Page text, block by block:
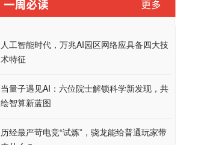
人工智能时代，万兆AI园区网络应具备四大技
术特征
当量子遇见AI：六位院士解锁科学新发现，共
绘智算新蓝图
历经最严苛电竞“试炼”，骁龙能给普通玩家带